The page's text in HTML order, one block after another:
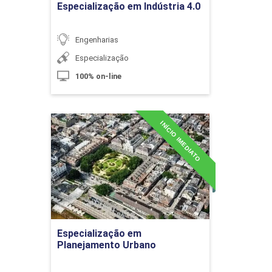
Medição da Produção na Construção
Civil (Análises de Processos
Construtivos)
10h
Especialização em Indústria 4.0
Engenharias
Especialização
100% on-line
Especialização em
Planejamento Urbano
INÍCIO IMEDIATO
Especialização em
Planejamento Urbano
Detalhes do curso
Ir para Inscrição